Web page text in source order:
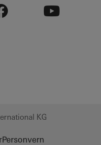
KG
Personvern